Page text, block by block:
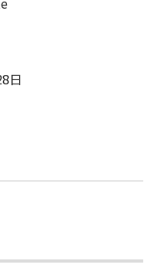
ソフトウェア」を
。
はその一部が法
た場合でも、そ
日